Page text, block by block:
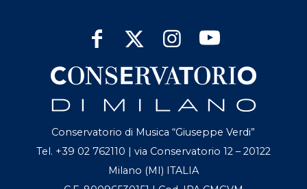
Conservatorio di Musica “Giuseppe Verdi”
Tel. +39 02 762110 | via Conservatorio 12 – 20122
Milano (MI) ITALIA